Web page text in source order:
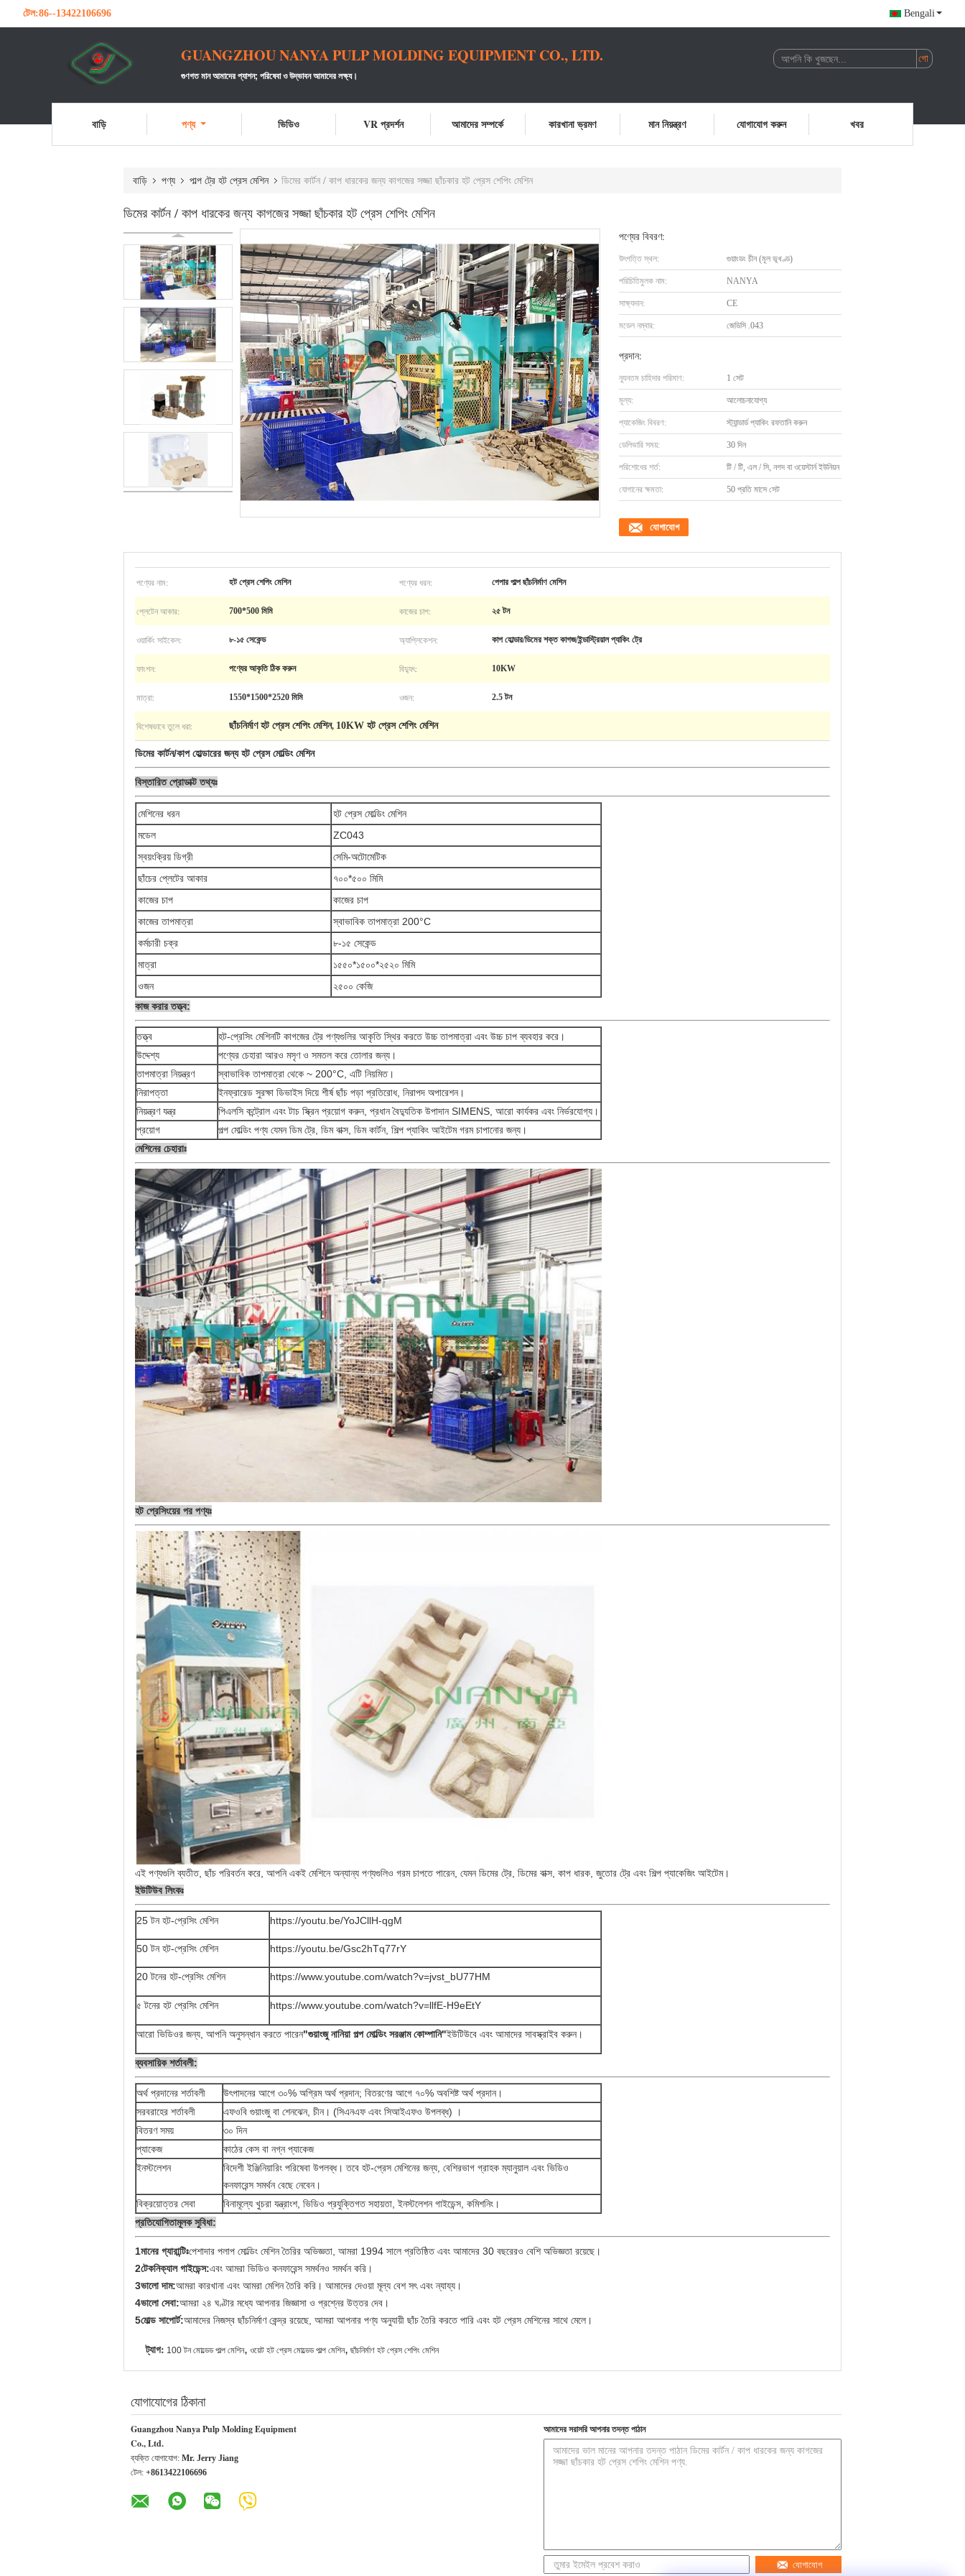
টেল:86--13422106696 Bengali
GUANGZHOU NANYA PULP MOLDING EQUIPMENT CO., LTD.
গুণগত মান আমাদের প্যাশন; পরিষেবা ও উদ্ভাবন আমাদের লক্ষ্য।
বাড়ি পণ্য ভিডিও VR প্রদর্শন আমাদের সম্পর্কে কারখানা ভ্রমণ মান নিয়ন্ত্রণ যোগাযোগ করুন খবর
বাড়ি পণ্য পাল্প ট্রে হট প্রেস মেশিন ডিমের কার্টন / কাপ ধারকের জন্য কাগজের সজ্জা ছাঁচকার হট প্রেস শেপিং মেশিন
ডিমের কার্টন / কাপ ধারকের জন্য কাগজের সজ্জা ছাঁচকার হট প্রেস শেপিং মেশিন
পণ্যের বিবরণ:
উৎপত্তি স্থল: গুয়াংডং চীন (মূল ভূখণ্ড)
পরিচিতিমুলক নাম: NANYA
সাক্ষ্যদান: CE
মডেল নম্বার: জেডিসি .043
প্রদান:
ন্যূনতম চাহিদার পরিমাণ: 1 সেট
মূল্য: আলোচনাযোগ্য
প্যাকেজিং বিবরণ: স্ট্যান্ডার্ড প্যাকিং রফতানি করুন
ডেলিভারি সময়: 30 দিন
পরিশোধের শর্ত: টি / টি, এল / সি, নগদ বা ওয়েস্টার্ন ইউনিয়ন
যোগানের ক্ষমতা: 50 প্রতি মাসে সেট
যোগাযোগ
পণ্যের নাম: হট প্রেস শেপিং মেশিন পণ্যের ধরন: পেপার পাল্প ছাঁচনির্মাণ মেশিন
প্লেটেন আকার: 700*500 মিমি কাজের চাপ: ২৫ টন
ওয়ার্কিং সাইকেল: ৮-১৫ সেকেন্ড অ্যাপ্লিকেশন: কাপ হোল্ডার/ডিমের শক্ত কাগজ/ইন্ডাস্ট্রিয়াল প্যাকিং ট্রে
ফাংশন: পণ্যের আকৃতি ঠিক করুন বিদ্যুৎ: 10KW
মাত্রা: 1550*1500*2520 মিমি ওজন: 2.5 টন
বিশেষভাবে তুলে ধরা: ছাঁচনির্মাণ হট প্রেস শেপিং মেশিন, 10KW হট প্রেস শেপিং মেশিন
ডিমের কার্টন/কাপ হোল্ডারের জন্য হট প্রেস মোল্ডিং মেশিন
বিস্তারিত প্রোডাক্ট তথ্যঃ
মেশিনের ধরন
হট প্রেস মোল্ডিং মেশিন
মডেল
ZC043
স্বয়ংক্রিয় ডিগ্রী
সেমি-অটোমেটিক
ছাঁচের প্লেটের আকার
৭০০*৫০০ মিমি
কাজের চাপ
কাজের চাপ
কাজের তাপমাত্রা
স্বাভাবিক তাপমাত্রা 200°C
কর্মচারী চক্র
৮-১৫ সেকেন্ড
মাত্রা
১৫৫০*১৫০০*২৫২০ মিমি
ওজন
২৫০০ কেজি
কাজ করার তত্ত্ব:
তত্ত্ব
হট-প্রেসিং মেশিনটি কাগজের ট্রে পণ্যগুলির আকৃতি স্থির করতে উচ্চ তাপমাত্রা এবং উচ্চ চাপ ব্যবহার করে।
উদ্দেশ্য
পণ্যের চেহারা আরও মসৃণ ও সমতল করে তোলার জন্য।
তাপমাত্রা নিয়ন্ত্রণ
স্বাভাবিক তাপমাত্রা থেকে ~ 200°C, এটি নিয়মিত।
নিরাপত্তা
ইনফ্রারেড সুরক্ষা ডিভাইস দিয়ে শীর্ষ ছাঁচ পড়া প্রতিরোধ, নিরাপদ অপারেশন।
নিয়ন্ত্রণ যন্ত্র
পিএলসি কন্ট্রোল এবং টাচ স্ক্রিন প্রয়োগ করুন, প্রধান বৈদ্যুতিক উপাদান SIMENS, আরো কার্যকর এবং নির্ভরযোগ্য।
প্রয়োগ
পল্প মোল্ডিং পণ্য যেমন ডিম ট্রে, ডিম বাক্স, ডিম কার্টন, শিল্প প্যাকিং আইটেম গরম চাপানোর জন্য।
মেশিনের চেহারাঃ
হট প্রেসিংয়ের পর পণ্যঃ
এই পণ্যগুলি ব্যতীত, ছাঁচ পরিবর্তন করে, আপনি একই মেশিনে অন্যান্য পণ্যগুলিও গরম চাপতে পারেন, যেমন ডিমের ট্রে, ডিমের বাক্স, কাপ ধারক, জুতোর ট্রে এবং শিল্প প্যাকেজিং আইটেম।
ইউটিউব লিংকঃ
25 টন হট-প্রেসিং মেশিন https://youtu.be/YoJCllH-qgM
50 টন হট-প্রেসিং মেশিন https://youtu.be/Gsc2hTq77rY
20 টনের হট-প্রেসিং মেশিন https://www.youtube.com/watch?v=jvst_bU77HM
৫ টনের হট প্রেসিং মেশিন https://www.youtube.com/watch?v=llfE-H9eEtY
আরো ভিডিওর জন্য, আপনি অনুসন্ধান করতে পারেন"গুয়াংজু নানিয়া পল্প মোল্ডিং সরঞ্জাম কোম্পানি"ইউটিউবে এবং আমাদের সাবস্ক্রাইব করুন।
ব্যবসায়িক শর্তাবলী:
অর্থ প্রদানের শর্তাবলী
উৎপাদনের আগে ৩০% অগ্রিম অর্থ প্রদান; বিতরণের আগে ৭০% অবশিষ্ট অর্থ প্রদান।
সরবরাহের শর্তাবলী
এফওবি গুয়াংজু বা শেনঝেন, চীন। (সিএনএফ এবং সিআইএফও উপলব্ধ) ।
বিতরণ সময়
৩০ দিন
প্যাকেজ
কাঠের কেস বা নগ্ন প্যাকেজ
ইনস্টলেশন
বিদেশী ইঞ্জিনিয়ারিং পরিষেবা উপলব্ধ। তবে হট-প্রেস মেশিনের জন্য, বেশিরভাগ গ্রাহক ম্যানুয়াল এবং ভিডিও
কনফারেন্স সমর্থন বেছে নেবেন।
বিক্রয়োত্তর সেবা
বিনামূল্যে খুচরা যন্ত্রাংশ, ভিডিও প্রযুক্তিগত সহায়তা, ইনস্টলেশন গাইডেন্স, কমিশনিং।
প্রতিযোগিতামূলক সুবিধা:
1মানের গ্যারান্টিঃপেশাদার পলাপ মোল্ডিং মেশিন তৈরির অভিজ্ঞতা, আমরা 1994 সালে প্রতিষ্ঠিত এবং আমাদের 30 বছরেরও বেশি অভিজ্ঞতা রয়েছে।
2টেকনিক্যাল গাইডেন্স:এবং আমরা ভিডিও কনফারেন্স সমর্থনও সমর্থন করি।
3ভালো দাম:আমরা কারখানা এবং আমরা মেশিন তৈরি করি। আমাদের দেওয়া মূল্য বেশ সৎ এবং ন্যায্য।
4ভালো সেবা:আমরা ২৪ ঘণ্টার মধ্যে আপনার জিজ্ঞাসা ও প্রশ্নের উত্তর দেব।
5মোল্ড সাপোর্ট:আমাদের নিজস্ব ছাঁচনির্মাণ কেন্দ্র রয়েছে, আমরা আপনার পণ্য অনুযায়ী ছাঁচ তৈরি করতে পারি এবং হট প্রেস মেশিনের সাথে মেলে।
ট্যাগ: 100 টন মোল্ডেড পাল্প মেশিন, ওয়েট হট প্রেস মোল্ডেড পাল্প মেশিন, ছাঁচনির্মাণ হট প্রেস শেপিং মেশিন
যোগাযোগের ঠিকানা
Guangzhou Nanya Pulp Molding Equipment
Co., Ltd.
ব্যক্তি যোগাযোগ: Mr. Jerry Jiang
টেল: +8613422106696
আমাদের সরাসরি আপনার তদন্ত পাঠান
যোগাযোগ